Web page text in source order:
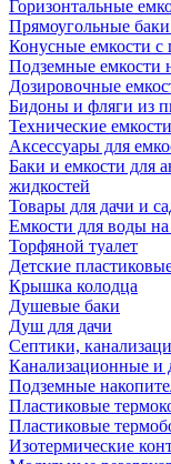
Горизонтальные
Прямоугольные
Конусные емкости
Подземные емкости
Дозировочные
Бидоны и фляги из
Технические емкости
Аксессуары для
Баки и емкости для
жидкостей
Товары для дачи и
Емкости для воды на
Торфяной туалет
Детские
Крышка колодца
Душевые баки
Душ для дачи
Септики,
Канализационные и
Подземные
Пластиковые
Пластиковые
Изотермические